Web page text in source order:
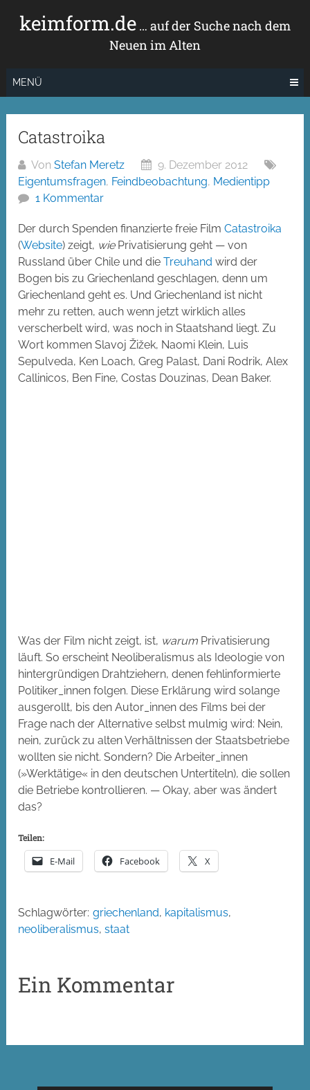
Inhaltkeimform.de… auf der Suche nach dem
Neuen im Alten
MENÜ
Catastroika
VonStefan Meretz
9. Dezember 2012
Eigentumsfragen, Feindbeobachtung, Medientipp
1 Kommentar
Der durch Spenden finanzierte freie FilmCatastroika
(Website) zeigt, wiePrivatisierung geht — von
Russland über Chile und dieTreuhand wird der
Bogen bis zu Griechenland geschlagen, denn um
Griechenland geht es. Und Griechenland ist nicht
mehr zu retten, auch wenn jetzt wirklich alles
verscherbelt wird, was noch in Staatshand liegt. Zu
Wort kommen Slavoj Žižek, Naomi Klein, Luis
Sepulveda, Ken Loach, Greg Palast, Dani Rodrik, Alex
Callinicos, Ben Fine, Costas Douzinas, Dean Baker.
Was der Film nicht zeigt, ist, warum Privatisierung
läuft. So erscheint Neoliberalismus als Ideologie von
hintergründigen Drahtziehern, denen fehlinformierte
Politiker_innen folgen. Diese Erklärung wird solange
ausgerollt, bis den Autor_innen des Films bei der
Frage nach der Alternative selbst mulmig wird: Nein,
nein, zurück zu alten Verhältnissen der Staatsbetriebe
wollten sie nicht. Sondern? Die Arbeiter_innen
(»Werktätige« in den deutschen Untertiteln), die sollen
die Betriebe kontrollieren. — Okay, aber was ändert
das?
Teilen:
E-Mail Facebook X
Schlagwörter: griechenland, kapitalismus,
neoliberalismus,staat
Ein Kommentar